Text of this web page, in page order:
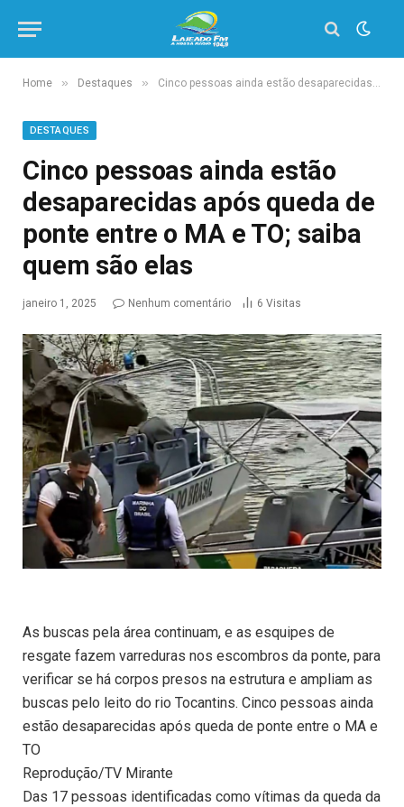
Home » Destaques » Cinco pessoas ainda estão desaparecidas após queda de ponte entre o MA e TO; saiba quem são elas
DESTAQUES
Cinco pessoas ainda estão
desaparecidas após queda de
ponte entre o MA e TO; saiba
quem são elas
janeiro 1, 2025 Nenhum comentário 6 Visitas
As buscas pela área continuam, e as esquipes de
resgate fazem varreduras nos escombros da ponte, para
verificar se há corpos presos na estrutura e ampliam as
buscas pelo leito do rio Tocantins. Cinco pessoas ainda
estão desaparecidas após queda de ponte entre o MA e
TO
Reprodução/TV Mirante
Das 17 pessoas identificadas como vítimas da queda da